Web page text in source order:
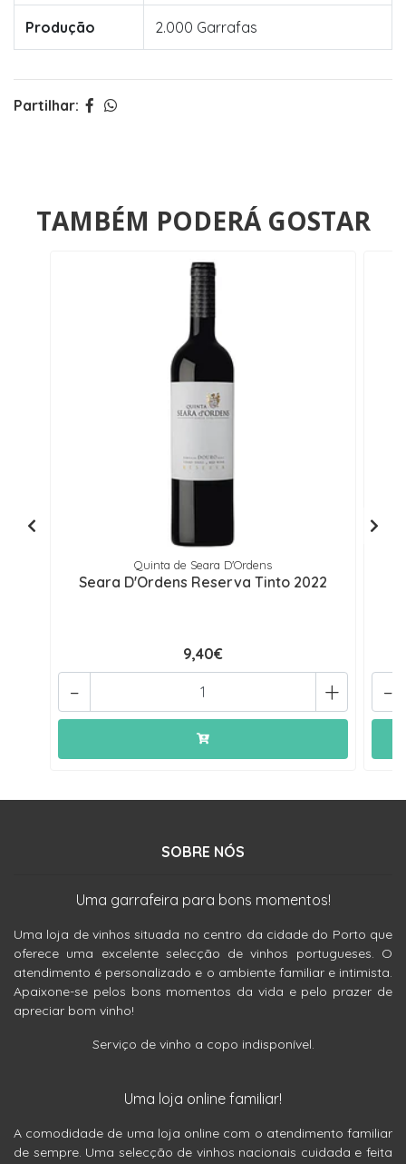
Produção 2.000 Garrafas
Partilhar:
TAMBÉM PODERÁ GOSTAR
Quinta de Seara D'Ordens
Seara D'Ordens Reserva Tinto 2022
9,40€
+
- -
SOBRE NÓS
Uma garrafeira para bons momentos!
Uma loja de vinhos situada no centro da cidade do Porto que
oferece uma excelente selecção de vinhos portugueses. O
atendimento é personalizado e o ambiente familiar e intimista.
Apaixone-se pelos bons momentos da vida e pelo prazer de
apreciar bom vinho!
Serviço de vinho a copo indisponível.
Uma loja online familiar!
A comodidade de uma loja online com o atendimento familiar
de sempre. Uma selecção de vinhos nacionais cuidada e feita